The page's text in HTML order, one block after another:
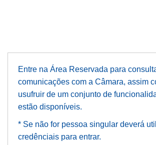
Entre na Área Reservada para
comunicações com a Câmara, assim
usufruir de um conjunto de
estão disponíveis.
* Se não for pessoa singular deverá
credênciais para entrar.